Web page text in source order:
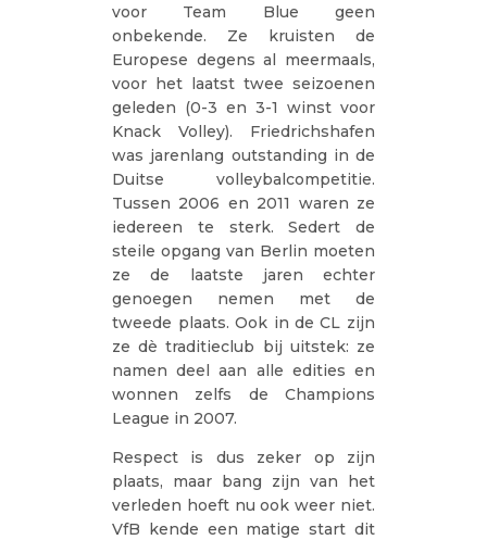
voor Team Blue geen
onbekende. Ze kruisten de
Europese degens al meermaals,
voor het laatst twee seizoenen
geleden (0-3 en 3-1 winst voor
Knack Volley). Friedrichshafen
was jarenlang outstanding in de
Duitse volleybalcompetitie.
Tussen 2006 en 2011 waren ze
iedereen te sterk. Sedert de
steile opgang van Berlin moeten
ze de laatste jaren echter
genoegen nemen met de
tweede plaats. Ook in de CL zijn
ze dè traditieclub bij uitstek: ze
namen deel aan alle edities en
wonnen zelfs de Champions
League in 2007.
Respect is dus zeker op zijn
plaats, maar bang zijn van het
verleden hoeft nu ook weer niet.
VfB kende een matige start dit